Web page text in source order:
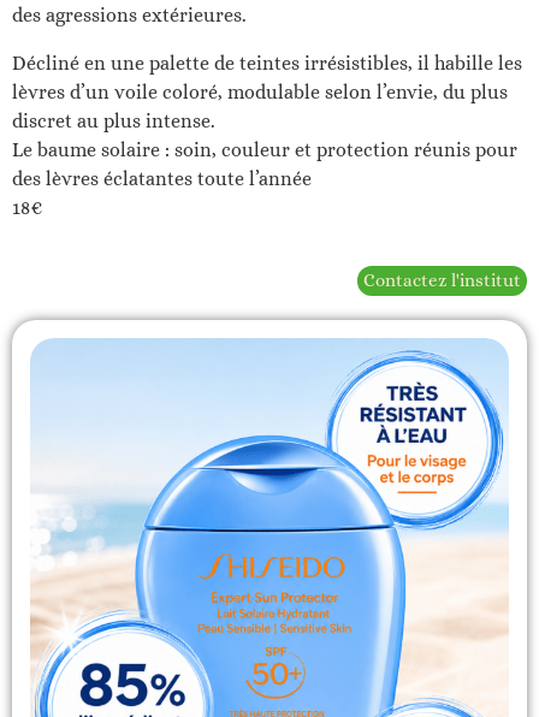
des agressions extérieures.
Décliné en une palette de teintes irrésistibles, il habille les
lèvres d’un voile coloré, modulable selon l’envie, du plus
discret au plus intense.
Le baume solaire : soin, couleur et protection réunis pour
des lèvres éclatantes toute l’année
18€
Contactez l'institut